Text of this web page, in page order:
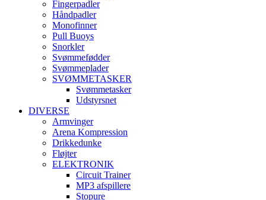
Fingerpadler
Håndpadler
Monofinner
Pull Buoys
Snorkler
Svømmefødder
Svømmeplader
SVØMMETASKER
Svømmetasker
Udstyrsnet
DIVERSE
Armvinger
Arena Kompression
Drikkedunke
Fløjter
ELEKTRONIK
Circuit Trainer
MP3 afspillere
Stopure